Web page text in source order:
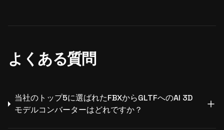
よくある質問
当社のトップ5に選ばれたFBXからGLTFへのAI 3D
モデルコンバーターはどれですか？